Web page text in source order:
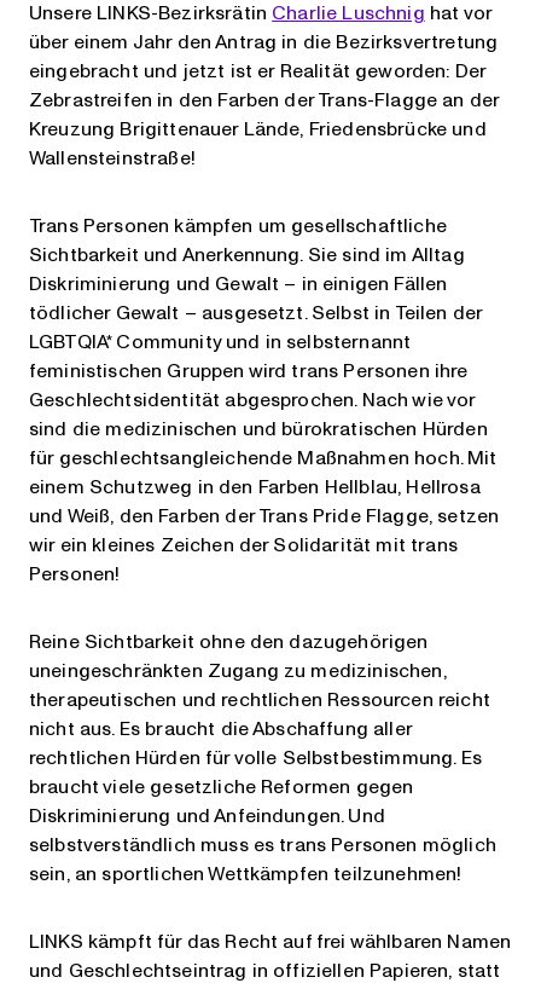
Unsere LINKS-Bezirksrätin Charlie Luschnig hat vor
über einem Jahr den Antrag in die Bezirksvertretung
eingebracht und jetzt ist er Realität geworden: Der
Zebrastreifen in den Farben der Trans-Flagge an der
Kreuzung Brigittenauer Lände, Friedensbrücke und
Wallensteinstraße!
Trans Personen kämpfen um gesellschaftliche
Sichtbarkeit und Anerkennung. Sie sind im Alltag
Diskriminierung und Gewalt – in einigen Fällen
tödlicher Gewalt – ausgesetzt. Selbst in Teilen der
LGBTQIA* Community und in selbsternannt
feministischen Gruppen wird trans Personen ihre
Geschlechtsidentität abgesprochen. Nach wie vor
sind die medizinischen und bürokratischen Hürden
für geschlechtsangleichende Maßnahmen hoch. Mit
einem Schutzweg in den Farben Hellblau, Hellrosa
und Weiß, den Farben der Trans Pride Flagge, setzen
wir ein kleines Zeichen der Solidarität mit trans
Personen!
Reine Sichtbarkeit ohne den dazugehörigen
uneingeschränkten Zugang zu medizinischen,
therapeutischen und rechtlichen Ressourcen reicht
nicht aus. Es braucht die Abschaffung aller
rechtlichen Hürden für volle Selbstbestimmung. Es
braucht viele gesetzliche Reformen gegen
Diskriminierung und Anfeindungen. Und
selbstverständlich muss es trans Personen möglich
sein, an sportlichen Wettkämpfen teilzunehmen!
LINKS kämpft für das Recht auf frei wählbaren Namen
und Geschlechtseintrag in offiziellen Papieren, statt